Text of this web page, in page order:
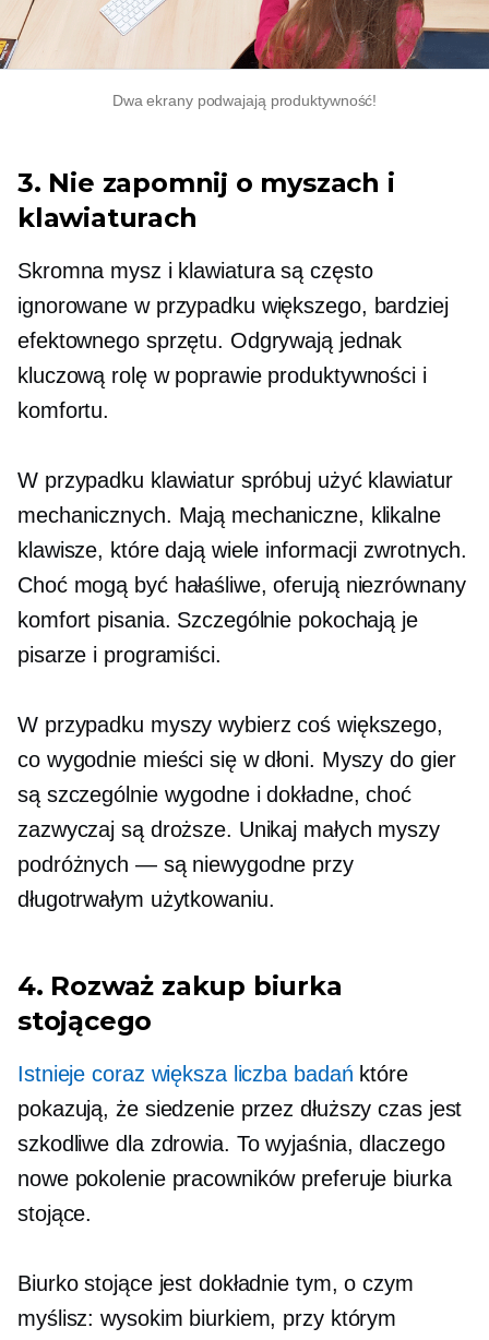
Dwa ekrany podwajają produktywność!
3. Nie zapomnij o myszach i
klawiaturach
Skromna mysz i klawiatura są często
ignorowane w przypadku większego, bardziej
efektownego sprzętu. Odgrywają jednak
kluczową rolę w poprawie produktywności i
komfortu.
W przypadku klawiatur spróbuj użyć klawiatur
mechanicznych. Mają mechaniczne, klikalne
klawisze, które dają wiele informacji zwrotnych.
Choć mogą być hałaśliwe, oferują niezrównany
komfort pisania. Szczególnie pokochają je
pisarze i programiści.
W przypadku myszy wybierz coś większego,
co wygodnie mieści się w dłoni. Myszy do gier
są szczególnie wygodne i dokładne, choć
zazwyczaj są droższe. Unikaj małych myszy
podróżnych — są niewygodne przy
długotrwałym użytkowaniu.
4. Rozważ zakup biurka
stojącego
Istnieje coraz większa liczba badań które
pokazują, że siedzenie przez dłuższy czas jest
szkodliwe dla zdrowia. To wyjaśnia, dlaczego
nowe pokolenie pracowników preferuje biurka
stojące.
Biurko stojące jest dokładnie tym, o czym
myślisz: wysokim biurkiem, przy którym